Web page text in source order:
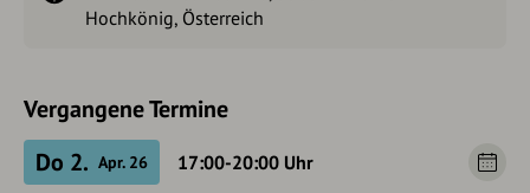
Hochkönig, Österreich
Vergangene Termine
Do 2. Apr. 26 17:00-20:00 Uhr